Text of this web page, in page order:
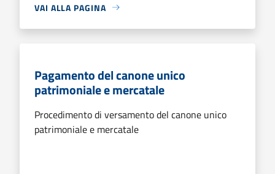
VAI ALLA PAGINA
Pagamento del canone unico
patrimoniale e mercatale
Procedimento di versamento del canone unico
patrimoniale e mercatale